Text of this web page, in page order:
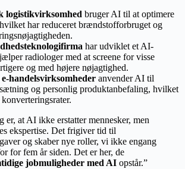
logistikvirksomhed bruger AI til at optimere
har reduceret brændstofforbruget og
har udviklet et AI-
radiologer med at screene for visse
og med højere nøjagtighed.
handelsvirksomheder anvender AI til
og personlig produktanbefaling, hvilket
er, at AI ikke erstatter mennesker, men
ekspertise. Det frigiver tid til
og skaber nye roller, vi ikke engang
for fem år siden. Det er her, de
jobmuligheder med AI opstår.”